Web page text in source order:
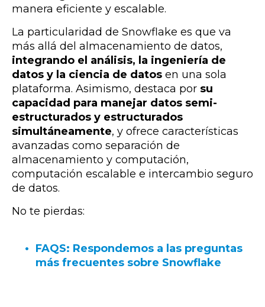
manera eficiente y escalable.
La particularidad de Snowflake es que va
más allá del almacenamiento de datos,
integrando el análisis, la ingeniería de
datos y la ciencia de datos en una sola
plataforma. Asimismo, destaca por su
capacidad para manejar datos semi-
estructurados y estructurados
simultáneamente, y ofrece características
avanzadas como separación de
almacenamiento y computación,
computación escalable e intercambio seguro
de datos.
No te pierdas:
FAQS: Respondemos a las preguntas
más frecuentes sobre Snowflake